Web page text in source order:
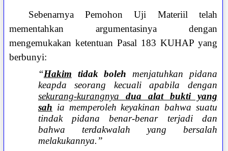
Sebenarnya Pemohon Uji Materiil telah
mementahkan argumentasinya dengan
mengemukakan ketentuan Pasal 183 KUHAP yang
berbunyi:
“Hakim tidak boleh menjatuhkan pidana
keapda seorang kecuali apabila dengan
sekurang-kurangnya dua alat bukti yang
sah ia memperoleh keyakinan bahwa suatu
tindak pidana benar-benar terjadi dan
bahwa terdakwalah yang bersalah
melakukannya.”